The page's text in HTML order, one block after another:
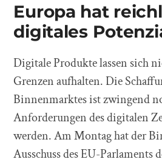
Europa hat
digitales
Digitale Produkte lassen sich
Grenzen aufhalten. Die
Binnenmarktes ist zwingend
Anforderungen des digitalen
werden. Am Montag hat der
Ausschuss des EU-Parlaments